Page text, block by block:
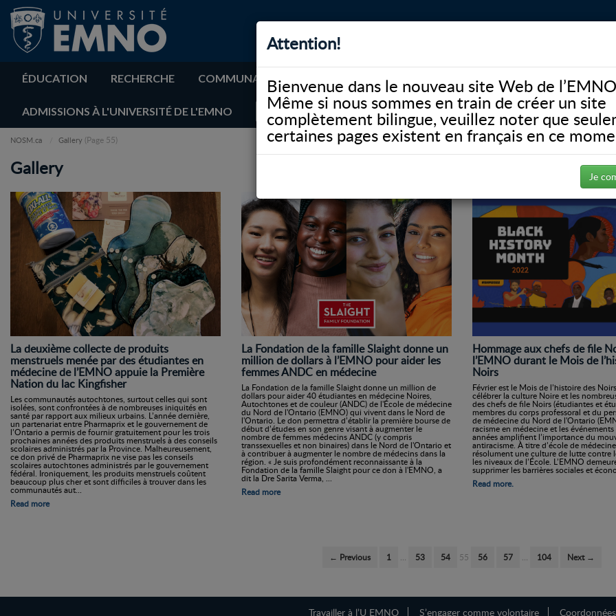
Attention!
Bienvenue dans le nouveau site Web de
Même si nous sommes en train de créer un site
complètement bilingue, veuillez noter que
certaines pages existent en français en ce
Je
ÉDUCATION RECHERCHE COMMUNAUTÉ BIBLIOTHÈQUE FACULTÉ DONATE
ADMISSIONS À L'UNIVERSITÉ DE L'EMNO
NOSM.ca Gallery (Page 55)
Gallery
La deuxième collecte de produits
menstruels menée par des étudiantes en
médecine de l’EMNO appuie la Première
Nation du lac Kingfisher
Les communautés autochtones, surtout celles qui sont
isolées, sont confrontées à de nombreuses iniquités en
santé par rapport aux milieux urbains. L’année dernière,
un partenariat entre Pharmaprix et le gouvernement de
l’Ontario a permis de fournir gratuitement pour les trois
prochaines années des produits menstruels à des conseils
scolaires administrés par la Province. Malheureusement,
ce don privé de Pharmaprix ne vise pas les conseils
scolaires autochtones administrés par le gouvernement
fédéral. Ironiquement, les produits menstruels coûtent
beaucoup plus cher et sont difficiles à trouver dans les
communautés aut...
Read more
La Fondation de la famille Slaight donne un
million de dollars à l’EMNO pour aider les
femmes ANDC en médecine
La Fondation de la famille Slaight donne un million de
dollars pour aider 40 étudiantes en médecine Noires,
Autochtones et de couleur (ANDC) de l'École de médecine
du Nord de l'Ontario (EMNO) qui vivent dans le Nord de
l'Ontario. Le don permettra d’établir la première bourse de
début d’études en son genre visant à augmenter le
nombre de femmes médecins ANDC (y compris
transsexuelles et non binaires) dans le Nord de l'Ontario et
à contribuer à augmenter le nombre de médecins dans la
région. « Je suis profondément reconnaissante à la
Fondation de la famille Slaight pour ce don à l'EMNO, a
dit la Dre Sarita Verma, ...
Read more
Hommage aux chefs de file
l’EMNO durant le Mois de
Noirs
Février est le Mois de l’histoire des
célébrer la culture Noire et les
des chefs de file Noirs (étudiantes et
membres du corps professoral et du
de médecine du Nord de l'Ontario
racisme en médecine et les
années amplifient l’importance du
antiracisme. À titre d’école de
résolument une culture de lutte contre
les niveaux de l’École. L’EMNO
supprimer les barrières sociales et
Read more.
← Previous 1 … 53 54 55 56 57 … 104 Next →
Travailler à l’U EMNO S’engager comme volontaire Coordonnées